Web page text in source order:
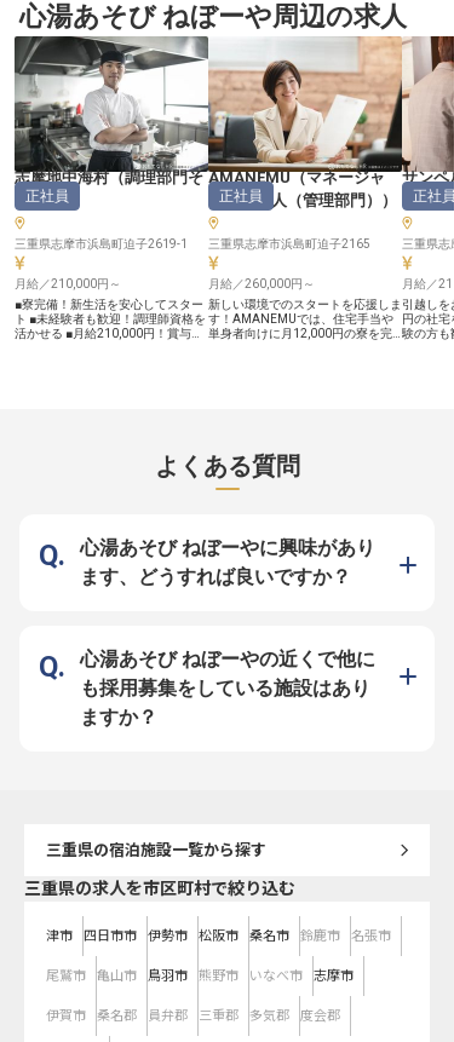
ン。 国内外から訪れるお客様に、
心地よい滞在をご提供するコンフォ
ートホテル伊勢で、おもてなしの心
を形にしませんか？ チェックイ
ン・アウト業務や朝食サービスのご
案内など、お客様との触れ合いを大
切にしながら、伊勢の旅の思い出づ
くりをサポート。 旅好きな方な
ら、お客様に地元の魅力をお伝えす
る喜びも感じられる環境です！ ー
ー【ワークライフバランスを大切に
する職場環境】 常時2～3名体制で
残業は月4時間程度、ほぼ定時で帰
宅できるので、プライベートの時間
も充実。 夜勤後は必ず「明け休
み」があり、自社開発の眠りやすい
枕や仮眠室のシャワーで夜勤の負担
も軽減！ 借上げ社宅制度では家賃
半額＋転勤サポート手当（計95～
125％相当）の支援もあり、単身で
も家族でも安心して働けます。 さ
らに全国のグループホテルに年1回
無料宿泊できる制度もあり、旅好き
な方には嬉しい特典です。 未経験
活かし、心温まるサービスを提供し
ましょう。普通自動車免許（AT限
定可）、英会話ビジネスレベル以上
の方優遇。年齢・学歴不問です。ホ
スピタリティに情熱を持つあなたを
お待ちしています。※2024年08月
26日時点の情報です
せします
験をお持
神を大切
に興味
す。普
とビジネ
る方を
問、あ
一員に
月26日時
心湯あそび ねぼーや周辺の求人
志摩地中海村（調理部門そ
の他）
正社員
三重県志摩市浜島町迫子2619-1
月給／210,000円～
■寮完備！新生活を安心してスター
ト ■未経験者も歓迎！調理師資格を
活かせる ■月給210,000円！賞与年
た地中海料理を中心に、お客様の記
憶に残る一皿を提供してください。
顔を直接感じられる、やりがいのあ
る環境です。 ーー【安心して長く
働ける環境とキャリアアップ】 社
会保険完備はもちろん、退職金制度
補助もございますので、新しい地で
の生活もスムーズに始められます。
未経験の方も、調理師資格をお持ち
であれば歓迎。 経験豊富な先輩ス
タッフが丁寧に指導し、あなたの成
長をサポート。 調理のプロとし
AMANEMU（マネージャ
ー・支配人（管理部門）
）
正社員
三重県志摩市浜島町迫子2165
月給／260,000円～
新しい環境でのスタートを応援しま
す！AMANEMUでは、住宅手当や
単身者向けに月12,000円の寮を完
う。コミュニケーション力や行動力
を存分に発揮できるチャンスです。
※この求人は2024年7月10日時点の
サンペ
スタッ
正社員
三重県
月給／
引越し
円の社宅
験の方も
よくある質問
心湯あそび ねぼーやに興味があり
ます、どうすれば良いですか？
心湯あそび ねぼーやの近くで他に
も採用募集をしている施設はあり
ますか？
三重県の宿泊施設一覧から探す
三重県の求人を市区町村で絞り込む
津市 四日市市 伊勢市 松阪市 桑名市 鈴鹿市 名張市
尾鷲市 亀山市 鳥羽市 熊野市 いなべ市 志摩市
伊賀市 桑名郡 員弁郡 三重郡 多気郡 度会郡